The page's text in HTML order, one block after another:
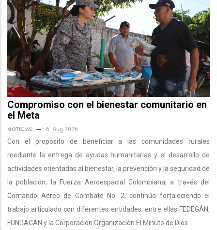
Compromiso con el bienestar comunitario en
el Meta
NOTICIAS 6, Aug 2026
Con el propósito de beneficiar a las comunidades rurales
mediante la entrega de ayudas humanitarias y el desarrollo de
actividades orientadas al bienestar, la prevención y la seguridad de
la población, la Fuerza Aeroespacial Colombiana, a través del
Comando Aéreo de Combate No. 2, continúa fortaleciendo el
trabajo articulado con diferentes entidades, entre ellas FEDEGÁN,
FUNDAGÁN y la Corporación Organización El Minuto de Dios.